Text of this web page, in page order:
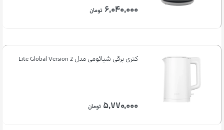
۶,۰۴۰,۰۰۰ تومان
کتری برقی شیائومی مدل 2 Lite Global Version
۵,۷۷۰,۰۰۰ تومان